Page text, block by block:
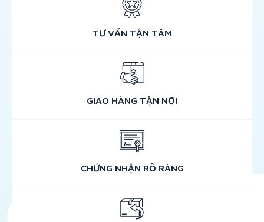
TƯ VẤN TẬN TÂM
GIAO HÀNG TẬN NƠI
CHỨNG NHẬN RÕ RÀNG